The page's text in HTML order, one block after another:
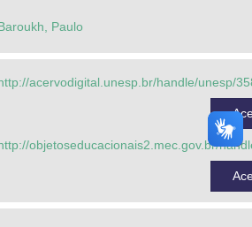
Paulo
acervodigital.unesp.br/handle/unesp/
objetoseducacionais2.mec.gov.br/